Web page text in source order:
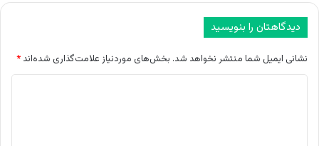
دیدگاهتان را بنویسید
نشانی ایمیل شما منتشر نخواهد شد. بخش‌های موردنیاز علامت‌گذاری شده‌اند *